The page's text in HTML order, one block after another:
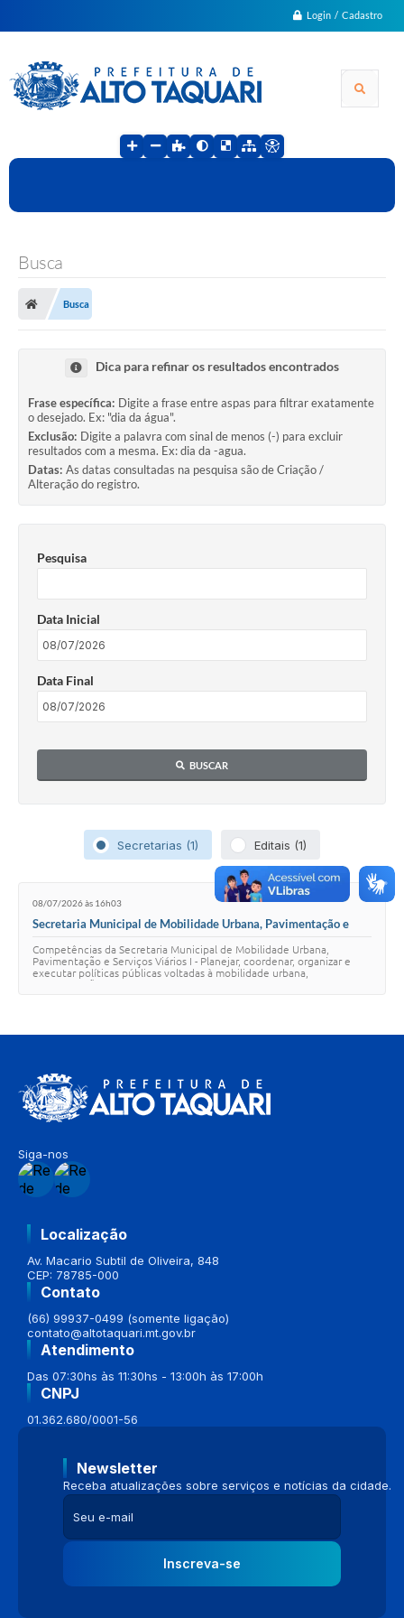
Login / Cadastro
Busca
Busca
Dica para refinar os resultados encontrados
Frase específica: Digite a frase entre aspas para filtrar exatamente
o desejado. Ex: "dia da água".
Exclusão: Digite a palavra com sinal de menos (-) para excluir
resultados com a mesma. Ex: dia da -agua.
Datas: As datas consultadas na pesquisa são de Criação /
Alteração do registro.
Pesquisa
Data Inicial
Data Final
BUSCAR
Secretarias (1) Editais (1)
08/07/2026 às 16h03
Secretaria Municipal de Mobilidade Urbana, Pavimentação e
Competências da Secretaria Municipal de Mobilidade Urbana,
Pavimentação e Serviços Viários I - Planejar, coordenar, organizar e
executar políticas públicas voltadas à mobilidade urbana,
Siga-nos
Localização
Av. Macario Subtil de Oliveira, 848
CEP: 78785-000
Contato
(66) 99937-0499 (somente ligação)
contato@altotaquari.mt.gov.br
Atendimento
Das 07:30hs às 11:30hs - 13:00h às 17:00h
CNPJ
01.362.680/0001-56
Newsletter
Receba atualizações sobre serviços e notícias da cidade.
Inscreva-se